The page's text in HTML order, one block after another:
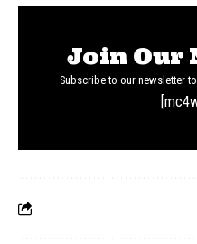
Join Our
Subscribe to our newsletter